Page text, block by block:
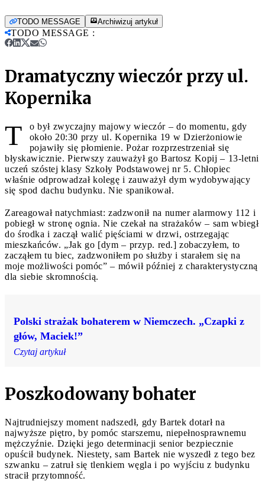
TODO MESSAGE Archiwizuj artykuł
TODO MESSAGE :
Dramatyczny wieczór przy ul.
Kopernika
T
o był zwyczajny majowy wieczór – do momentu, gdy
około 20:30 przy ul. Kopernika 19 w Dzierżoniowie
pojawiły się płomienie. Pożar rozprzestrzeniał się
błyskawicznie. Pierwszy zauważył go Bartosz Kopij – 13-letni
uczeń szóstej klasy Szkoły Podstawowej nr 5. Chłopiec
właśnie odprowadzał kolegę i zauważył dym wydobywający
się spod dachu budynku. Nie spanikował.
Zareagował natychmiast: zadzwonił na numer alarmowy 112 i
pobiegł w stronę ognia. Nie czekał na strażaków – sam wbiegł
do środka i zaczął walić pięściami w drzwi, ostrzegając
mieszkańców. „Jak go [dym – przyp. red.] zobaczyłem, to
zacząłem tu biec, zadzwoniłem po służby i starałem się na
moje możliwości pomóc” – mówił później z charakterystyczną
dla siebie skromnością.
Polski strażak bohaterem w Niemczech. „Czapki z
głów, Maciek!”
Czytaj artykuł
Poszkodowany bohater
Najtrudniejszy moment nadszedł, gdy Bartek dotarł na
najwyższe piętro, by pomóc starszemu, niepełnosprawnemu
mężczyźnie. Dzięki jego determinacji senior bezpiecznie
opuścił budynek. Niestety, sam Bartek nie wyszedł z tego bez
szwanku – zatruł się tlenkiem węgla i po wyjściu z budynku
stracił przytomność.